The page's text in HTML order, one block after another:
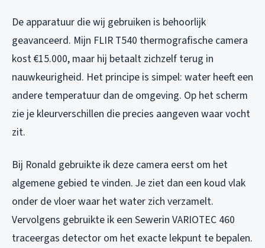
De apparatuur die wij gebruiken is behoorlijk
geavanceerd. Mijn FLIR T540 thermografische camera
kost €15.000, maar hij betaalt zichzelf terug in
nauwkeurigheid. Het principe is simpel: water heeft een
andere temperatuur dan de omgeving. Op het scherm
zie je kleurverschillen die precies aangeven waar vocht
zit.
Bij Ronald gebruikte ik deze camera eerst om het
algemene gebied te vinden. Je ziet dan een koud vlak
onder de vloer waar het water zich verzamelt.
Vervolgens gebruikte ik een Sewerin VARIOTEC 460
traceergas detector om het exacte lekpunt te bepalen.